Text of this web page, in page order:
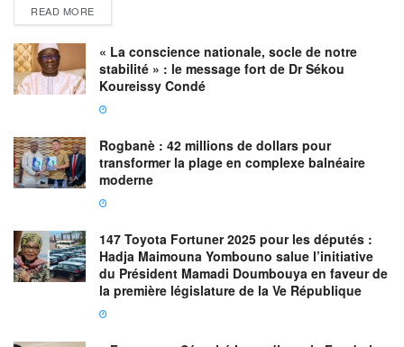
READ MORE
« La conscience nationale, socle de notre
stabilité » : le message fort de Dr Sékou
Koureissy Condé
Rogbanè : 42 millions de dollars pour
transformer la plage en complexe balnéaire
moderne
147 Toyota Fortuner 2025 pour les députés :
Hadja Maimouna Yombouno salue l’initiative
du Président Mamadi Doumbouya en faveur de
la première législature de la Ve République